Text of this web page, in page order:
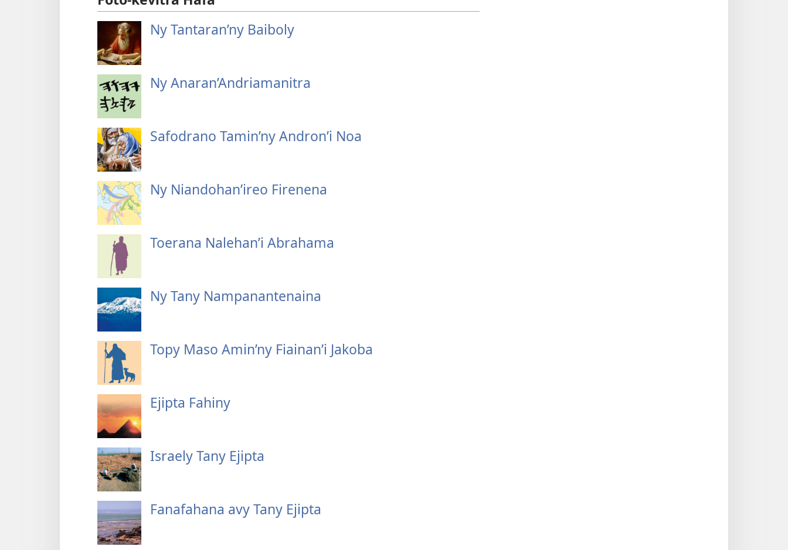
Ny Tantaran’ny Baiboly
Ny Anaran’Andriamanitra
Safodrano Tamin’ny Andron’i Noa
Ny Niandohan’ireo Firenena
Toerana Nalehan’i Abrahama
Ny Tany Nampanantenaina
Topy Maso Amin’ny Fiainan’i Jakoba
Ejipta Fahiny
Israely Tany Ejipta
Fanafahana avy Tany Ejipta